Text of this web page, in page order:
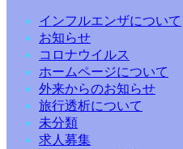
インフルエンザについて
お知らせ
コロナウイルス
ホームページについて
外来からのお知らせ
旅行透析について
未分類
求人募集